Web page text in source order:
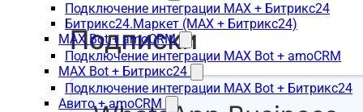
Подключение интеграции MAX + Битрикс24
Битрикс24.Маркет (MAX + Битрикс24)
MAX Bot + amoCRM
Подключение интеграции MAX Bot + amoCRM
MAX Bot + Битрикс24
Подключение интеграции MAX Bot + Битрикс24
Авито + amoCRM